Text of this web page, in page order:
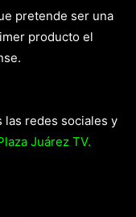
pretende ser una
producto el
las redes sociales y
Juárez TV.